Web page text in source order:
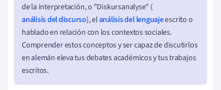
de la interpretación, o "Diskursanalyse" (
análisis del discurso), elanálisis del lenguajeescrito o
hablado en relación con los contextos sociales.
Comprender estos conceptos y ser capaz de discutirlos
en alemán eleva tus debates académicos y tus trabajos
escritos.